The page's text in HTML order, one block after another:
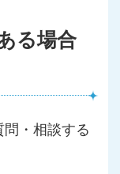
る場合
問・相談する